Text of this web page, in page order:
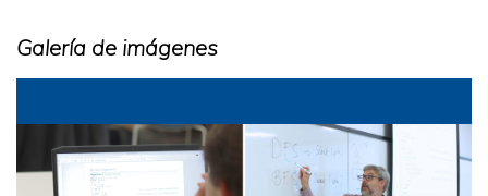
Galería de imágenes